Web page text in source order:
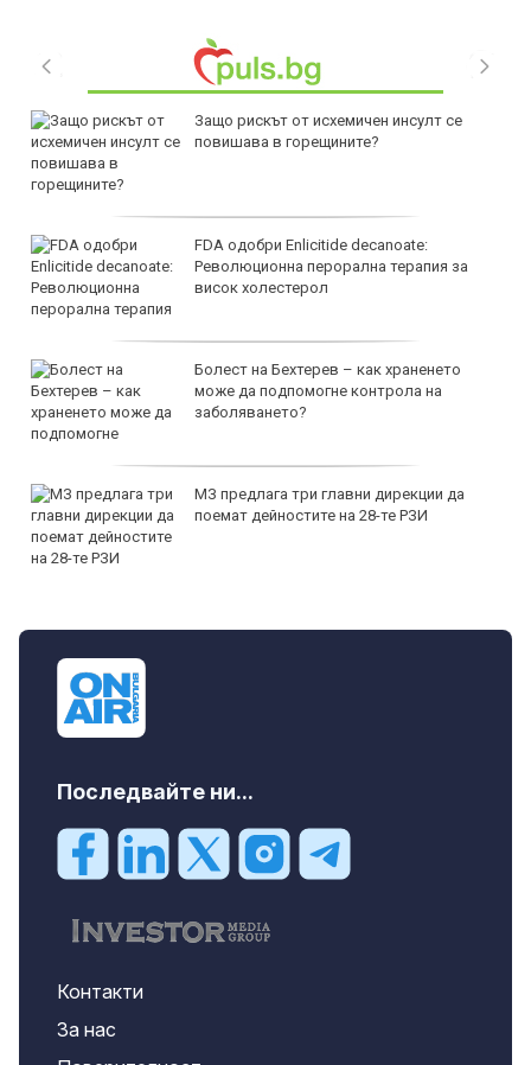
Защо рискът от исхемичен инсулт се
повишава в горещините?
FDA одобри Еnlicitide decanoate:
Революционна перорална терапия за
висок холестерол
Болест на Бехтерев – как храненето
може да подпомогне контрола на
заболяването?
МЗ предлага три главни дирекции да
поемат дейностите на 28-те РЗИ
Последвайте ни...
Контакти
За нас